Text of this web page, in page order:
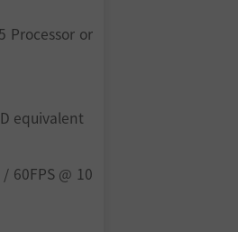
Processor or
equivalent
60FPS @ 10